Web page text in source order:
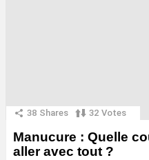
38 Shares 32 Votes
Manucure : Quelle
aller avec tout ?